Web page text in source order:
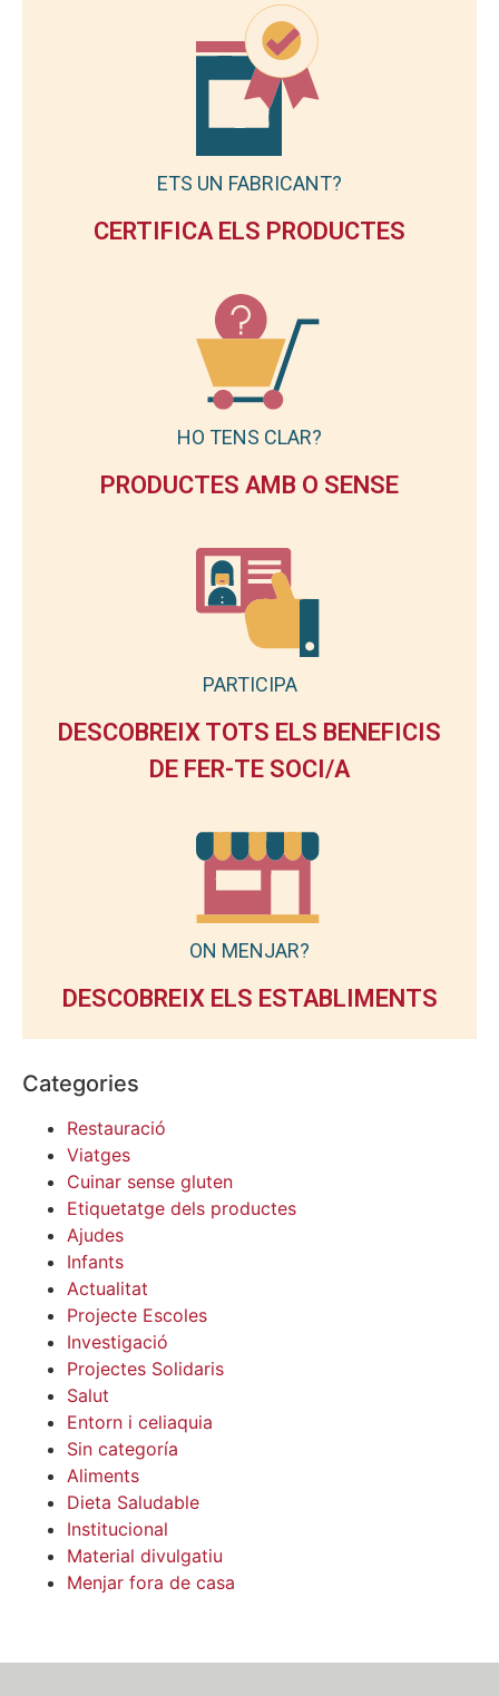
ETS UN FABRICANT?
CERTIFICA ELS PRODUCTES
HO TENS CLAR?
PRODUCTES AMB O SENSE
PARTICIPA
DESCOBREIX TOTS ELS BENEFICIS
DE FER-TE SOCI/A
ON MENJAR?
DESCOBREIX ELS ESTABLIMENTS
Categories
Restauració
Viatges
Cuinar sense gluten
Etiquetatge dels productes
Ajudes
Infants
Actualitat
Projecte Escoles
Investigació
Projectes Solidaris
Salut
Entorn i celiaquia
Sin categoría
Aliments
Dieta Saludable
Institucional
Material divulgatiu
Menjar fora de casa